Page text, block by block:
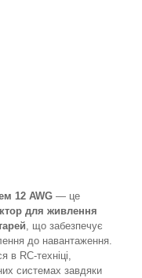
12 AWG — це
для живлення
, що забезпечує
до навантаження.
в RC-техніці,
системах завдяки